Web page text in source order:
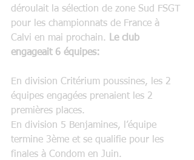
déroulait la sélection de zone Sud FSGT
pour les championnats de France à
Calvi en mai prochain.
Le club
engageait 6 équipes:
En division Critérium poussines, les 2
équipes engagées prenaient les 2
premières places.
En division 5 Benjamines, l’équipe
termine 3ème et se qualifie pour les
finales à Condom en Juin.